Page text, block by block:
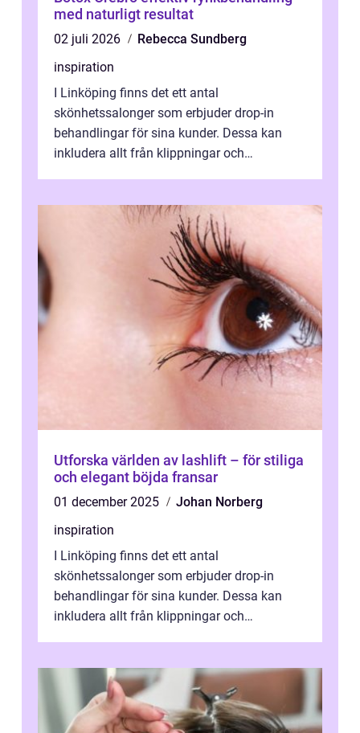
med naturligt resultat
02 juli 2026
Rebecca Sundberg
inspiration
I Linköping finns det ett antal
skönhetssalonger som erbjuder drop-in
behandlingar för sina kunder. Dessa kan
inkludera allt från klippningar och
Utforska världen av lashlift – för stiliga
och elegant böjda fransar
01 december 2025
Johan Norberg
inspiration
I Linköping finns det ett antal
skönhetssalonger som erbjuder drop-in
behandlingar för sina kunder. Dessa kan
inkludera allt från klippningar och